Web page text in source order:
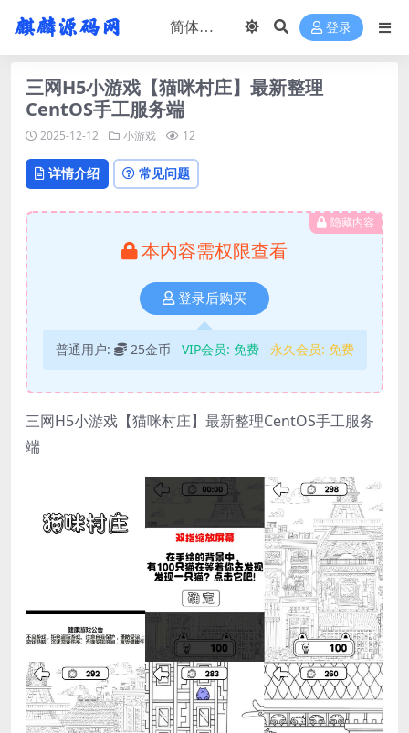
登录
三网H5小游戏【猫咪村庄】最新整理
CentOS手工服务端
2025-12-12 小游戏 12
详情介绍 常见问题
隐藏内容
本内容需权限查看
登录后购买
普通用户: 25金币 VIP会员: 免费 永久会员: 免费
三网H5小游戏【猫咪村庄】最新整理CentOS手工服务
端